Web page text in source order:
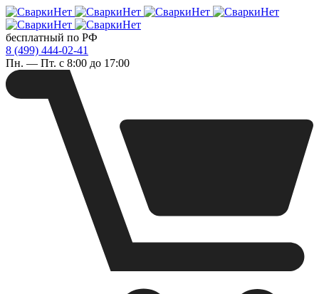
бесплатный по РФ
8 (499) 444-02-41
Пн. — Пт. с 8:00 до 17:00